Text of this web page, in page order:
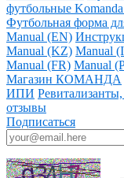
футбольные
Футбольная форма
Manual (EN)
Manual (KZ) Manual
Manual (FR) Manual
Магазин КОМАНДА
ИПИ
отзывы
Подписаться